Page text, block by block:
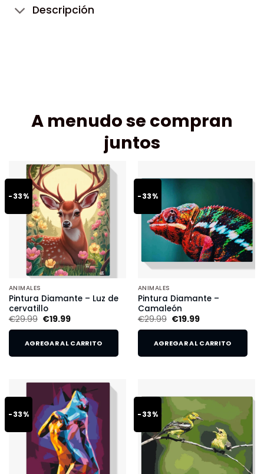
Descripción
A menudo se compran
juntos
-33%
ANIMALES
Pintura Diamante – Luz de
cervatillo
€29.99 €19.99
AGREGAR AL CARRITO
-33%
ANIMALES
Pintura Diamante –
Camaleón
€29.99 €19.99
AGREGAR AL CARRITO
-33% -33%